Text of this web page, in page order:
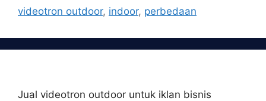
videotron outdoor, indoor, perbedaan
Jual videotron outdoor untuk iklan bisnis